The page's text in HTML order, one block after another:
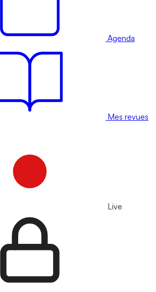
Agenda
Mes revues
Live